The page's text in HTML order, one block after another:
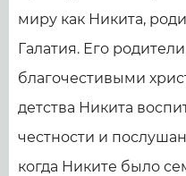
миру как Никита,
Галатия. Его
благочестивыми
детства Никита
честности и
когда Никите было